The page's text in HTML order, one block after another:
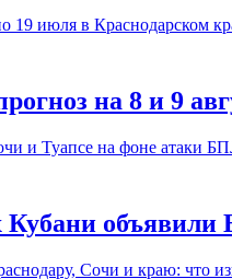
на 8 и 9